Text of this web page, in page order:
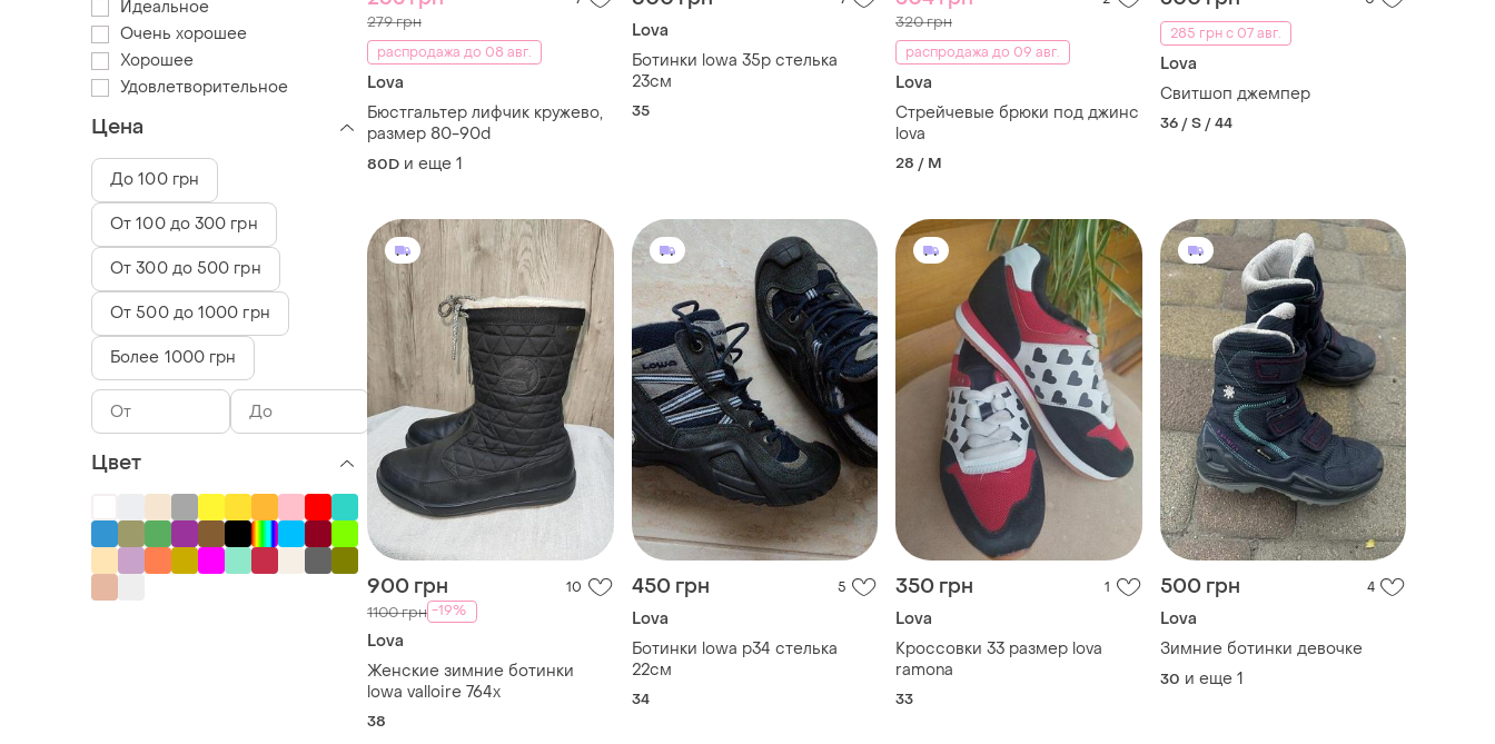
279 грн
распродажа до 08 авг.
Lova
Бюстгальтер лифчик кружево,
размер 80-90d
80D и еще 1
Lova
Ботинки lowa 35p стелька
23см
35
320 грн
распродажа до 09 авг.
Lova
Стрейчевые брюки под джинс
lova
28 / M
285 грн с 07 авг.
Lova
Свитшоп джемпер
36 / S / 44
900 грн 10
1100 грн -19%
Lova
Женские зимние ботинки
lowa valloire 764x
38
450 грн 5
Lova
Ботинки lowa р34 стелька
22см
34
350 грн 1
Lova
Кроссовки 33 размер lova
ramona
33
500 грн 4
Lova
Зимние ботинки девочке
30 и еще 1
Идеальное
Очень хорошее
Хорошее
Удовлетворительное
Цена
До 100 грн
От 100 до 300 грн
От 300 до 500 грн
От 500 до 1000 грн
Более 1000 грн
Цвет